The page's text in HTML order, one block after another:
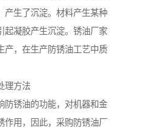
产生了沉淀。材料产生某种
起凝胶产生沉淀。锈油厂家
产，在生产防锈油工艺中质
理方法
防锈油的功能，对机器和金
作用，因此，采购防锈油厂